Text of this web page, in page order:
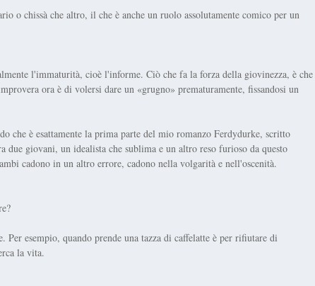
o chissà che altro, il che è anche un ruolo assolutamente comico per un
l'immaturità, cioè l'informe. Ciò che fa la forza della giovinezza, è che
ora è di volersi dare un «grugno» prematuramente, fissandosi un
che è esattamente la prima parte del mio romanzo Ferdydurke, scritto
giovani, un idealista che sublima e un altro reso furioso da questo
cadono in un altro errore, cadono nella volgarità e nell'oscenità.
esempio, quando prende una tazza di caffelatte è per rifiutare di
la vita.